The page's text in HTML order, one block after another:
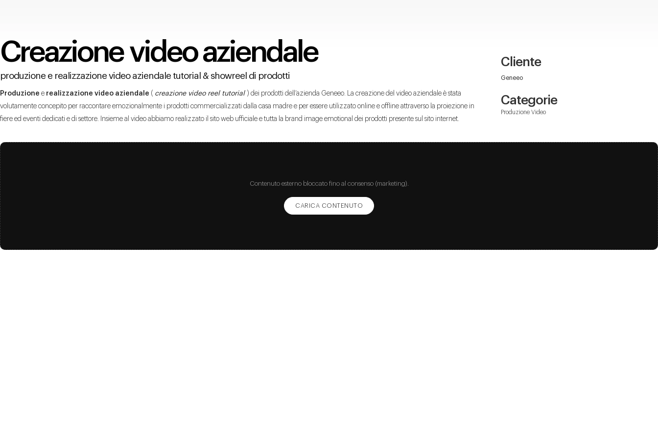
Creazione video aziendale
produzione e realizzazione video aziendale tutorial & showreel di prodotti
Produzione e realizzazione video aziendale ( creazione video reel tutorial ) dei prodotti dell’azienda Geneeo. La creazione del video aziendale è stata
volutamente concepito per raccontare emozionalmente i prodotti commercializzati dalla casa madre e per essere utilizzato online e offline attraverso la proiezione in
fiere ed eventi dedicati e di settore. Insieme al video abbiamo realizzato il sito web ufficiale e tutta la brand image emotional dei prodotti presente sul sito internet.
Cliente
Geneeo
Categorie
Produzione Video
Contenuto esterno bloccato fino al consenso (marketing).
CARICA CONTENUTO